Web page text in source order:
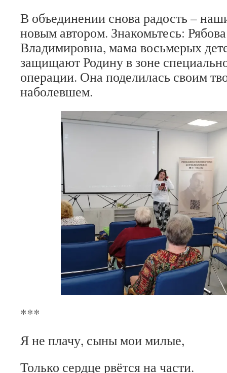
В объединении снова радость –
новым автором. Знакомьтесь:
Владимировна, мама восьмерых
защищают Родину в зоне
операции. Она поделилась своим
наболевшем.
***
Я не плачу, сыны мои милые,
Только сердце рвётся на части.